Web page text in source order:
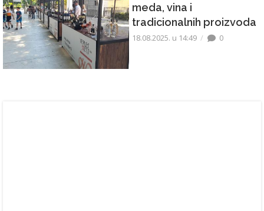
meda, vina i
tradicionalnih proizvoda
18.08.2025. u 14:49 0